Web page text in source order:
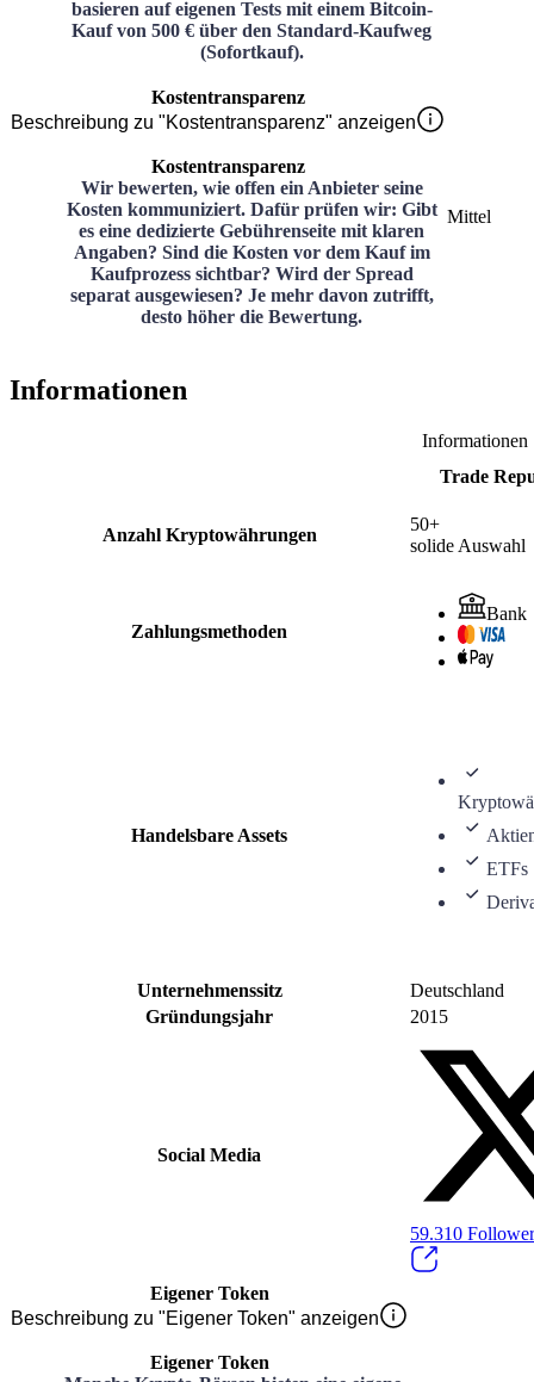
basieren auf eigenen Tests mit einem Bitcoin-
Kauf von 500 € über den Standard-Kaufweg
(Sofortkauf).
Kostentransparenz
Beschreibung zu "Kostentransparenz" anzeigen
Kostentransparenz
Wir bewerten, wie offen ein Anbieter seine
Kosten kommuniziert. Dafür prüfen wir: Gibt
es eine dedizierte Gebührenseite mit klaren
Angaben? Sind die Kosten vor dem Kauf im
Kaufprozess sichtbar? Wird der Spread
separat ausgewiesen? Je mehr davon zutrifft,
desto höher die Bewertung.
Mittel
Informationen
Informationen
Trade
Anzahl Kryptowährungen
50+
solide Auswahl
Zahlungsmethoden
Bank
Handelsbare Assets
ETFs
Unternehmenssitz
Deutschland
Gründungsjahr
2015
Social Media
59.310 Follower
Eigener Token
Beschreibung zu "Eigener Token" anzeigen
Eigener Token